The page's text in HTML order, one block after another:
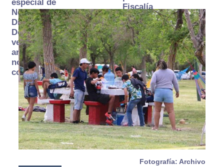
especial de
Norte
Digital:
Donde la
verdad
arde… pero
no se
consume
Fiscalía
autónoma
Fotografía: Archivo